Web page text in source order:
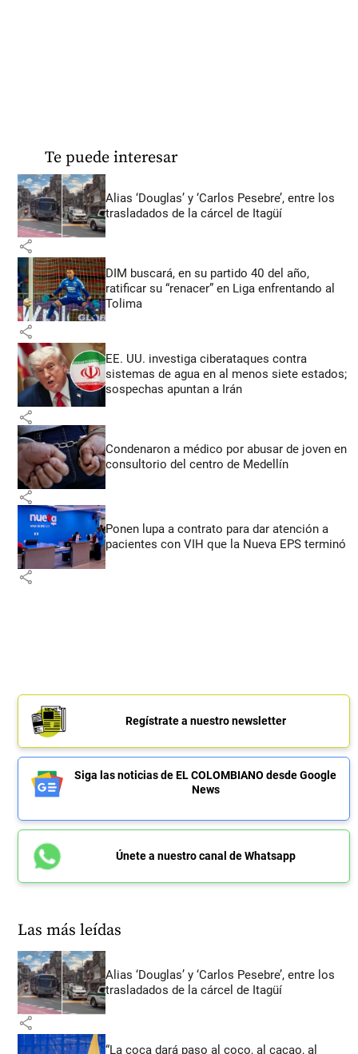
Te puede interesar
Alias ‘Douglas’ y ‘Carlos Pesebre’, entre los
trasladados de la cárcel de Itagüí
share
DIM buscará, en su partido 40 del año,
ratificar su “renacer” en Liga enfrentando al
Tolima
share
EE. UU. investiga ciberataques contra
sistemas de agua en al menos siete estados;
sospechas apuntan a Irán
share
Condenaron a médico por abusar de joven en
consultorio del centro de Medellín
share
Ponen lupa a contrato para dar atención a
pacientes con VIH que la Nueva EPS terminó
share
Regístrate a nuestro newsletter
Siga las noticias de EL COLOMBIANO desde Google
News
Únete a nuestro canal de Whatsapp
Las más leídas
Alias ‘Douglas’ y ‘Carlos Pesebre’, entre los
trasladados de la cárcel de Itagüí
share
“La coca dará paso al coco, al cacao, al